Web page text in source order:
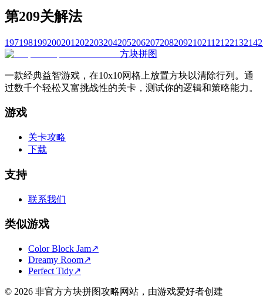
第209关解法
197198199200201 202203204205206207208209210211 212213214
方块拼图
一款经典益智游戏，在10x10网格上放置方块以清除行列。通
过数千个轻松又富挑战性的关卡，测试你的逻辑和策略能力。
游戏
关卡攻略
下载
支持
联系我们
类似游戏
Color Block Jam↗️
Dreamy Room↗️
Perfect Tidy↗️
© 2026 非官方方块拼图攻略网站，由游戏爱好者创建